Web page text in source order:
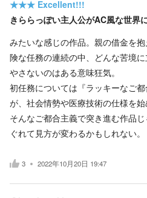
★★★ Excellent!!!
きららっぽい主人公がAC風な世界
みたいな感じの作品。親の借金を
険な任務の連続の中、どんな苦境
やさないのはある意味狂気。
初任務については『ラッキーなご
が、社会情勢や医療技術の仕様を始
そんなご都合主義で突き進む作品
ぐれて見方が変わるかもしれない。
3 2022年10月20日 19:47